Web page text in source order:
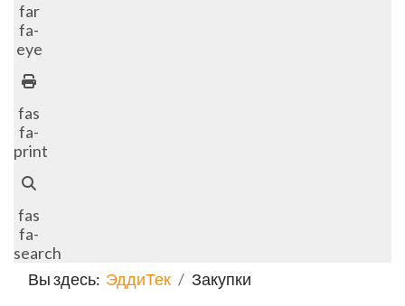
far
fa-
eye
fas
fa-
print
fas
fa-
search
Вы здесь: ЭддиТек Закупки